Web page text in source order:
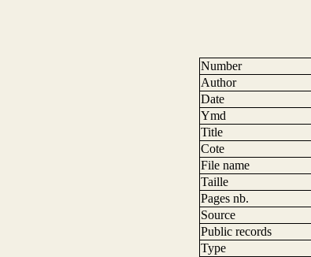
Number
Author
Date
Ymd
Title
Cote
File name
Taille
Pages nb.
Source
Public records
Type